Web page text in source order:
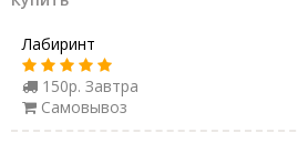
Лабиринт
150р. Завтра
Самовывоз